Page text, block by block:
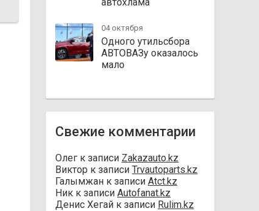
04 октября
Одного утильсбора
АВТОВАЗу оказалось
мало
Свежие комментарии
Олег к записи Zakazauto.kz
Виктор к записи Trvautoparts.kz
Галымжан к записи Atct.kz
Ник к записи Autofanat.kz
Денис Хегай к записи Rulim.kz